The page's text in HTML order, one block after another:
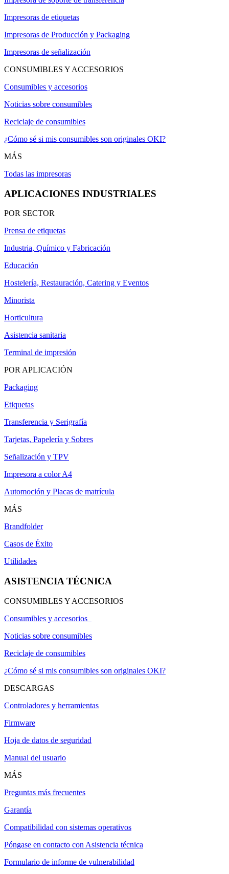
Impresoras de etiquetas
Impresoras de Producción y Packaging
Impresoras de señalización
CONSUMIBLES Y ACCESORIOS
Consumibles y accesorios
Noticias sobre consumibles
Reciclaje de consumibles
¿Cómo sé si mis consumibles son originales OKI?
MÁS
Todas las impresoras
APLICACIONES INDUSTRIALES
POR SECTOR
Prensa de etiquetas
Industria, Químico y Fabricación
Educación
Hostelería, Restauración, Catering y Eventos
Minorista
Horticultura
Asistencia sanitaria
Terminal de impresión
POR APLICACIÓN
Packaging
Etiquetas
Transferencia y Serigrafía
Tarjetas, Papelería y Sobres
Señalización y TPV
Impresora a color A4
Automoción y Placas de matrícula
MÁS
Brandfolder
Casos de Éxito
Utilidades
ASISTENCIA TÉCNICA
CONSUMIBLES Y ACCESORIOS
Consumibles y accesorios
Noticias sobre consumibles
Reciclaje de consumibles
¿Cómo sé si mis consumibles son originales OKI?
DESCARGAS
Controladores y herramientas
Firmware
Hoja de datos de seguridad
Manual del usuario
MÁS
Preguntas más frecuentes
Garantía
Compatibilidad con sistemas operativos
Póngase en contacto con Asistencia técnica
Formulario de informe de vulnerabilidad